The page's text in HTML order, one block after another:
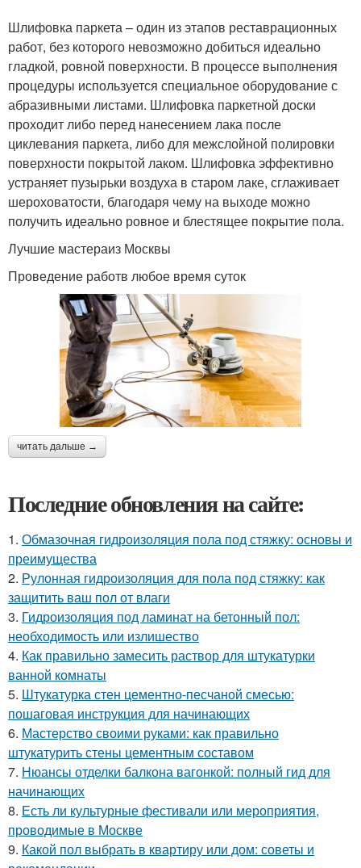
Шлифовка паркета – один из этапов реставрационных
работ, без которого невозможно добиться идеально
гладкой, ровной поверхности. В процессе выполнения
процедуры используется специальное оборудование с
абразивными листами. Шлифовка паркетной доски
проходит либо перед нанесением лака после
циклевания паркета, либо для межслойной полировки
поверхности покрытой лаком. Шлифовка эффективно
устраняет пузырьки воздуха в старом лаке, сглаживает
шероховатости, благодаря чему на выходе можно
получить идеально ровное и блестящее покрытие пола.
Лучшие мастераиз Москвы
Проведение работв любое время суток
читать дальше →
Последние обновления на сайте:
1. Обмазочная гидроизоляция пола под стяжку: основы и
преимущества
2. Рулонная гидроизоляция для пола под стяжку: как
защитить ваш пол от влаги
3. Гидроизоляция под ламинат на бетонный пол:
необходимость или излишество
4. Как правильно замесить раствор для штукатурки
ванной комнаты
5. Штукатурка стен цементно-песчаной смесью:
пошаговая инструкция для начинающих
6. Мастерство своими руками: как правильно
штукатурить стены цементным составом
7. Нюансы отделки балкона вагонкой: полный гид для
начинающих
8. Есть ли культурные фестивали или мероприятия,
проводимые в Москве
9. Какой пол выбрать в квартиру или дом: советы и